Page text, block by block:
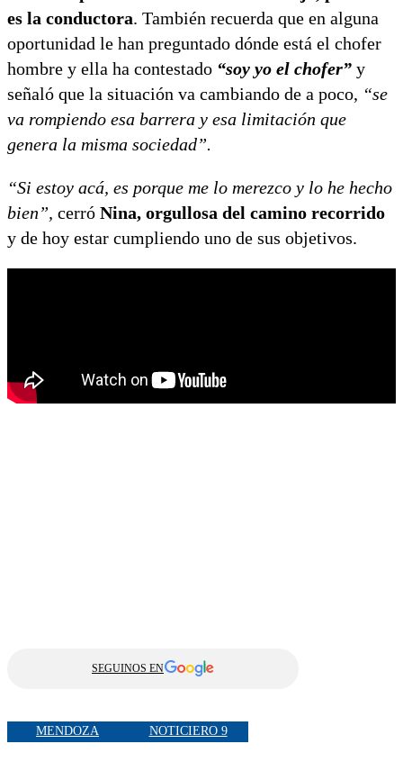
es la conductora. También recuerda que en alguna
oportunidad le han preguntado dónde está el chofer
hombre y ella ha contestado “soy yo el chofer” y
señaló que la situación va cambiando de a poco, “se
va rompiendo esa barrera y esa limitación que
genera la misma sociedad”.
“Si estoy acá, es porque me lo merezco y lo he hecho
bien”, cerró Nina, orgullosa del camino recorrido
y de hoy estar cumpliendo uno de sus objetivos.
SEGUINOS EN
MENDOZA NOTICIERO 9